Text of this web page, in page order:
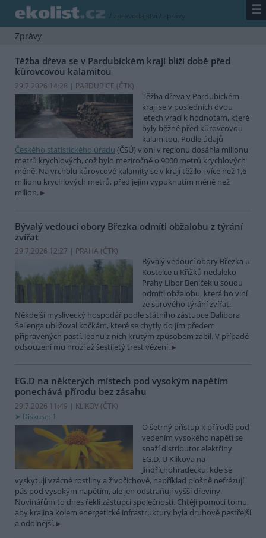
/ zpravodajství / zprávy ☰
Zprávy
Těžba dřeva se v Pardubickém kraji blíží době před
kůrovcovou kalamitou
29.7.2026 14:28 | PARDUBICE (ČTK)
Těžba dřeva v Pardubickém
kraji se v posledních dvou
letech vrací k hodnotám, které
byly běžné před kůrovcovou
kalamitou. Podle údajů
Českého statistického úřadu (ČSÚ) vloni v regionu dosáhla milionu
metrů krychlových, což bylo meziročně o 9000 metrů krychlových
méně. Na vrcholu kůrovcové kalamity se v kraji těžilo i více než 1,6
milionu krychlových metrů, před jejím vypuknutím méně než
milion.
Bývalý vedoucí obory Březka odmítl obžalobu z týrání
zvířat
29.7.2026 12:27 | PRAHA (ČTK)
Bývalý vedoucí obory Březka u
Kostelce u Křížků nedaleko
Prahy Libor Beníček u soudu
odmítl obžalobu, která ho viní
ze surového týrání zvířat.
Někdejší myslivecký hospodář podle státního zástupce Dalibora
Šellenga ubližoval kočkám, které se chytly do jím předem
připravených pastí. Jednu z nich krutým způsobem zabil. V případě
odsouzení mu hrozí až šestiletý trest vězení.
EG.D na některých místech pod vysokým napětím
ponechává přírodu bez zásahu
29.7.2026 11:49 | KLIKOV (ČTK)
Diskuse: 1
O šetrný přístup k přírodě pod
vedením vysokého napětí se
snaží distributor elektřiny
EG.D. U Klikova na
Jindřichohradecku, kde se
vyskytují vzácné rostliny a živočichové, například plošně nefrézují
pás pod vysokým napětím, ale jen odstraňují vyšší dřeviny.
Novinářům to dnes řekli zástupci společnosti. Chtějí pomoci tomu,
aby krajina kolem energetické infrastruktury byla druhově pestřejší
a odolnější.